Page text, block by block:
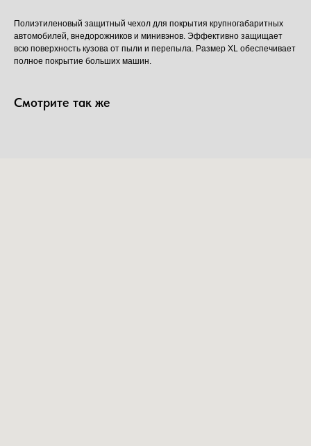
Полиэтиленовый защитный чехол для покрытия крупногабаритных
автомобилей, внедорожников и минивэнов. Эффективно защищает
всю поверхность кузова от пыли и перепыла. Размер XL обеспечивает
полное покрытие больших машин.
Смотрите так же